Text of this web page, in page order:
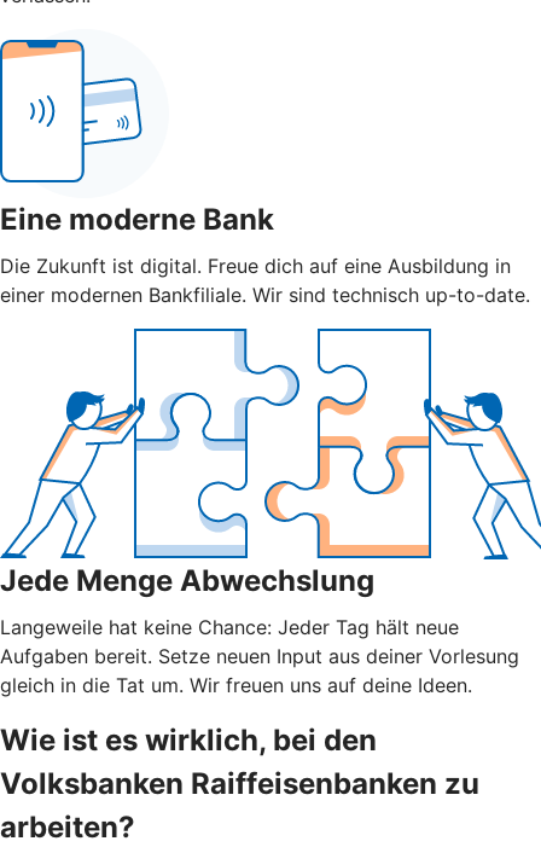
Eine moderne Bank
Die Zukunft ist digital. Freue dich auf eine Ausbildung in
einer modernen Bankfiliale. Wir sind technisch up-to-date.
Jede Menge Abwechslung
Langeweile hat keine Chance: Jeder Tag hält neue
Aufgaben bereit. Setze neuen Input aus deiner Vorlesung
gleich in die Tat um. Wir freuen uns auf deine Ideen.
Wie ist es wirklich, bei den
Volksbanken Raiffeisenbanken zu
arbeiten?